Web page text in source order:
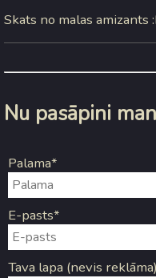
Skats no malas amizants
Nu pasāpini
Palama*
E-pasts*
Tava lapa (nevis reklāma)